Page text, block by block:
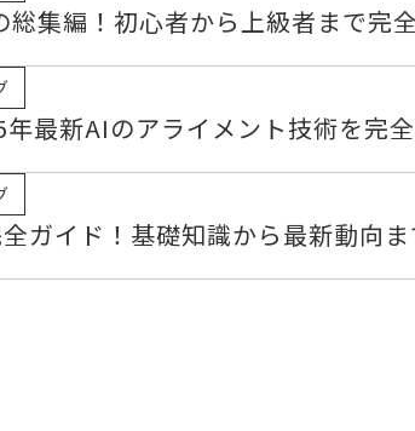
総集編！初心者から上級者まで完
最新AIのアライメント技術を完
ガイド！基礎知識から最新動向